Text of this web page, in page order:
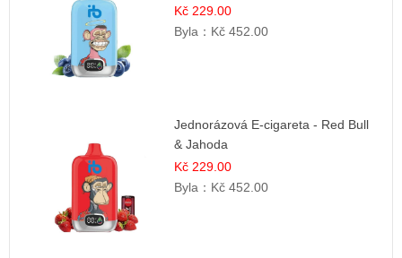
šluků | Osvěžující Bobulová Příchuť
Kč 229.00
Byla： Kč 452.00
Jednorázová E-cigareta - Red Bull
& Jahoda
Kč 229.00
Byla： Kč 452.00